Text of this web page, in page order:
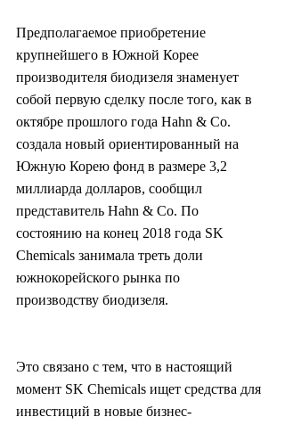
Предполагаемое приобретение
крупнейшего в Южной Корее
производителя биодизеля знаменует
собой первую сделку после того, как в
октябре прошлого года Hahn & Co.
создала новый ориентированный на
Южную Корею фонд в размере 3,2
миллиарда долларов, сообщил
представитель Hahn & Co. По
состоянию на конец 2018 года SK
Chemicals занимала треть доли
южнокорейского рынка по
производству биодизеля.
Это связано с тем, что в настоящий
момент SK Chemicals ищет средства для
инвестиций в новые бизнес-